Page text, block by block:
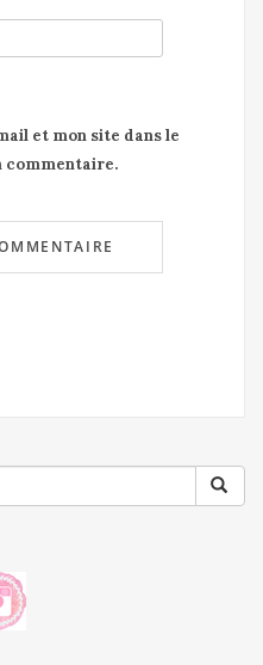
et mon site dans le
commentaire.